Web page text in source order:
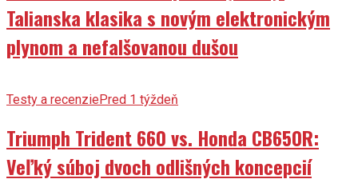
Talianska klasika s novým elektronickým
plynom a nefalšovanou dušou
Testy a recenziePred 1 týždeň
Triumph Trident 660 vs. Honda CB650R:
Veľký súboj dvoch odlišných koncepcií